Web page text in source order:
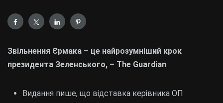
Звільнення Єрмака – це найрозумніший крок
президента Зеленського, – The Guardian
Видання пише, що відставка керівника ОП